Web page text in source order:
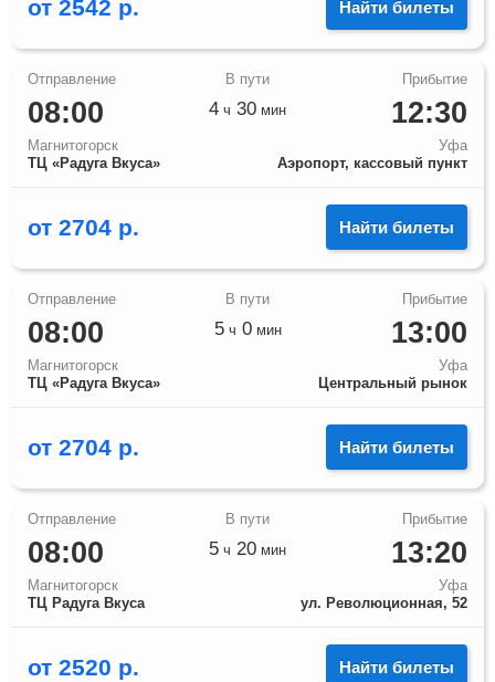
от 2542 р. Найти билеты
08:00
Магнитогорск
ТЦ «Радуга Вкуса»
12:30
Уфа
Аэропорт, кассовый пункт
4 ч 30 мин
от 2704 р. Найти билеты
08:00
Магнитогорск
ТЦ «Радуга Вкуса»
13:00
Уфа
Центральный рынок
5ч 0мин
от 2704 р. Найти билеты
08:00
Магнитогорск
ТЦ Радуга Вкуса
13:20
Уфа
ул. Революционная, 52
5 ч 20 мин
от 2520 р. Найти билеты